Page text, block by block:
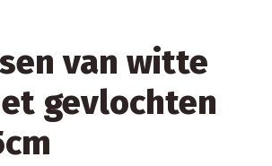
van witte
gevlochten